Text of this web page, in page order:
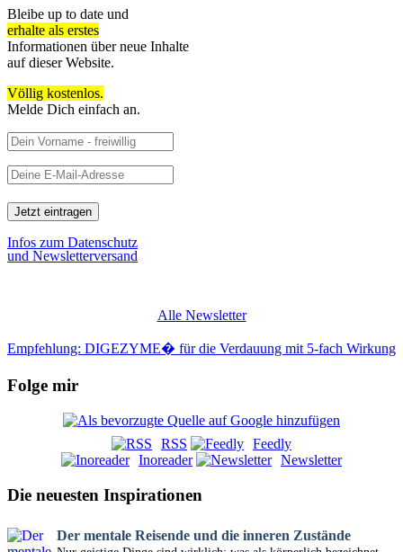
Bleibe up to date und
erhalte als erstes
Informationen über neue Inhalte
auf dieser Website.
Völlig kostenlos.
Melde Dich einfach an.
Infos zum Datenschutz
und Newsletterversand
Alle Newsletter
Empfehlung: DIGEZYME� für die Verdauung mit 5-fach Wirkung
Folge mir
RSS
Feedly
Inoreader
Newsletter
Die neuesten Inspirationen
Der mentale Reisende und die inneren Zustände